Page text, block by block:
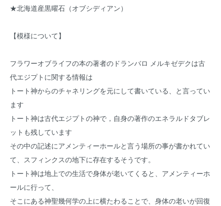
★北海道産黒曜石（オブシディアン）
【模様について】
フラワーオブライフの本の著者のドランバロ メルキゼデクは古
代エジプトに関する情報は
トート神からのチャネリングを元にして書いている、と言ってい
ます
トート神は古代エジプトの神で，自身の著作のエネラルドタブレ
ットも残しています
その中の記述にアメンティーホールと言う場所の事が書かれてい
て、スフィンクスの地下に存在するそうです。
トート神は地上での生活で身体が老いてくると、アメンティーホ
ールに行って、
そこにある神聖幾何学の上に横たわることで、身体の老いが回復